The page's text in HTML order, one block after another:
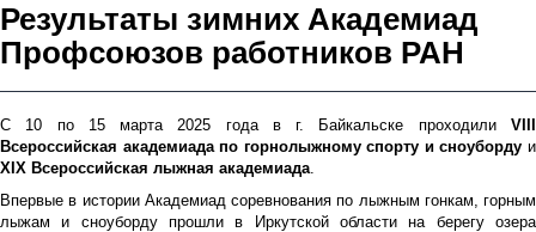
Результаты зимних Академиад
Профсоюзов работников РАН
С 10 по 15 марта 2025 года в г. Байкальске проходили VIII
Всероссийская академиада по горнолыжному спорту и сноуборду и
XIX Всероссийская лыжная академиада.
Впервые в истории Академиад соревнования по лыжным гонкам, горным
лыжам и сноуборду прошли в Иркутской области на берегу озера